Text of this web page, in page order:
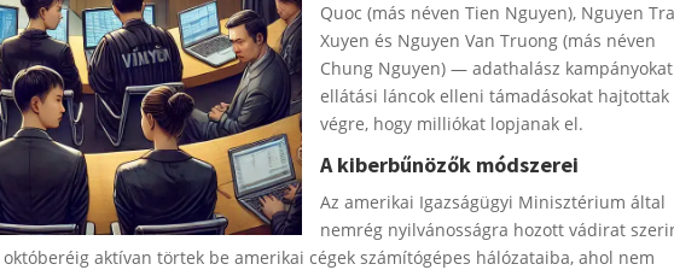
Quoc (más néven Tien Nguyen), Nguyen
Xuyen és Nguyen Van Truong (más néven
Chung Nguyen) — adathalász
ellátási láncok elleni támadásokat hajtottak
végre, hogy milliókat lopjanak el.
A kiberbűnözők módszerei
Az amerikai Igazságügyi Minisztérium által
nemrég nyilvánosságra hozott vádirat
aktívan törtek be amerikai cégek számítógépes hálózataiba, ahol nem